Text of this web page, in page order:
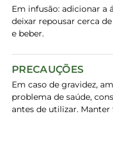
Em infusão: adicionar a
deixar repousar cerca
e beber.
PRECAUÇÕES
Em caso de gravidez,
problema de saúde,
antes de utilizar. Manter